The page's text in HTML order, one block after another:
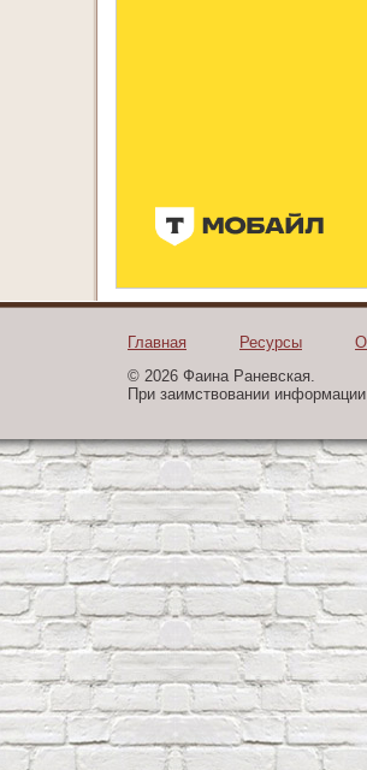
Главная Ресурсы
© 2026 Фаина Раневская.
При заимствовании